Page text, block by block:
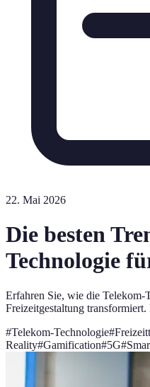
22. Mai 2026
Die besten
Technologie
Erfahren Sie, wie die Telekom-
Freizeitgestaltung
#Telekom-Technologie#
Reality#Gamification#5G#